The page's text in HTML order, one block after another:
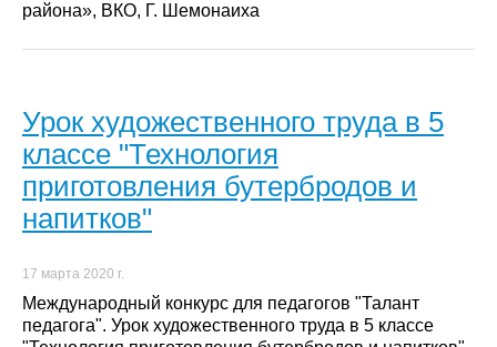
района», ВКО, Г. Шемонаиха
Урок художественного труда в 5
классе "Технология
приготовления бутербродов и
напитков"
17 марта 2020 г.
Международный конкурс для педагогов "Талант
педагога". Урок художественного труда в 5 классе